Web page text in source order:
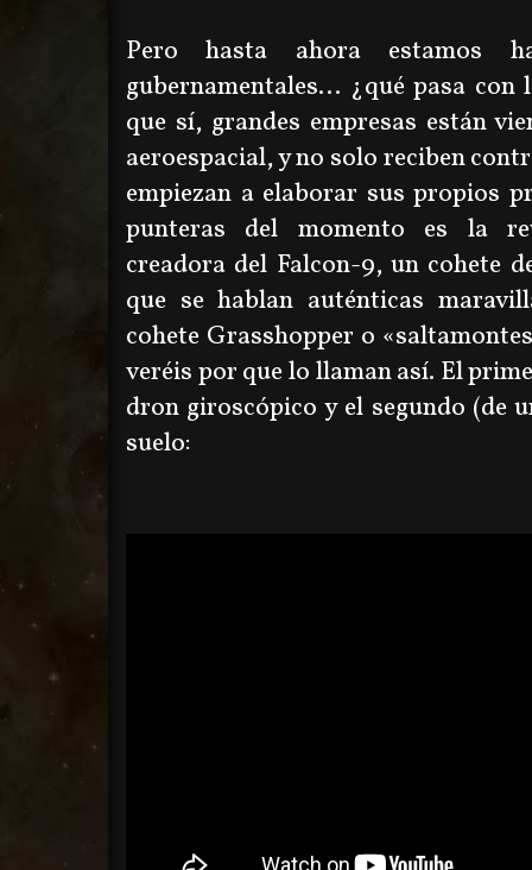
Pero hasta ahora estamos
gubernamentales... ¿qué pasa
que sí, grandes empresas están
aeroespacial, y no solo reciben
empiezan a elaborar sus propios
punteras del momento es la
creadora del Falcon-9, un cohete
que se hablan auténticas
cohete Grasshopper o «saltamontes
veréis por que lo llaman así. El
dron giroscópico y el segundo (de
suelo: